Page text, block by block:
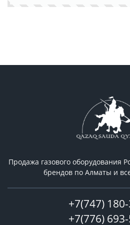
Продажа газового оборудования
брендов по Алматы и
+7(747)
+7(776)